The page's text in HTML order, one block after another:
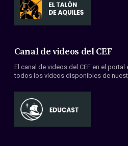
Canal de videos del CEF
El canal de videos del CEF en el portal
todos los videos disponibles de